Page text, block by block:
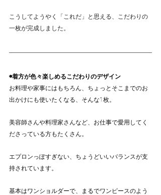
こうしてようやく「これだ」と思える、こだわりの
一枚が完成しました。
◉着方が色々楽しめるこだわりのデザイン
お料理や家事にはもちろん、ちょっとそこまでのお
出かけにも使いたくなる、そんな1枚。
美容師さんや料理家さんなど、お仕事で愛用してく
ださっている方もたくさん。
エプロンっぽすぎない、ちょうどいいバランスが支
持されています。
基本はワンショルダーで、まるでワンピースのよう